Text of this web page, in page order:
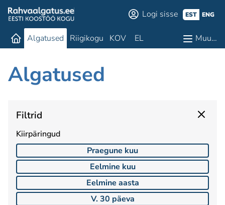
Logi sisse EST ENG
Algatused Riigikogu KOV EL Muu…
Algatused
Filtrid
Kiirpäringud
Praegune kuu
Eelmine kuu
Eelmine aasta
V. 30 päeva